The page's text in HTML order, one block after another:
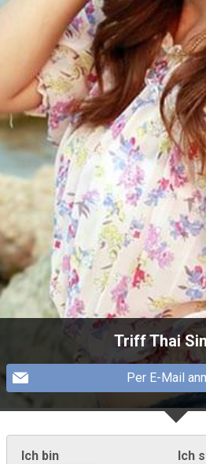
Triff Thai
Per E-Mail
Ich bin Ich